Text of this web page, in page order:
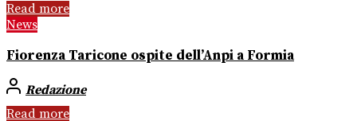
Read more
News
Fiorenza Taricone ospite dell’Anpi a Formia
Redazione
Read more